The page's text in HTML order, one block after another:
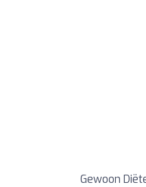
Gewoon